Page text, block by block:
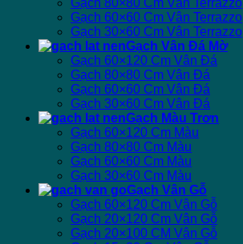
Gạch 60×60 Cm Vân Terrazzo
Gạch 30×60 Cm Vân Terrazzo
Gạch Vân Đá Mờ
Gạch 60×120 Cm Vân Đá
Gạch 80×80 Cm Vân Đá
Gạch 60×60 Cm Vân Đá
Gạch 30×60 Cm Vân Đá
Gạch Màu Trơn
Gạch 60×120 Cm Màu
Gạch 80×80 Cm Màu
Gạch 60×60 Cm Màu
Gạch 30×60 Cm Màu
Gạch Vân Gỗ
Gạch 60×120 Cm Vân Gỗ
Gạch 20×120 Cm Vân Gỗ
Gạch 20×100 CM Vân Gỗ